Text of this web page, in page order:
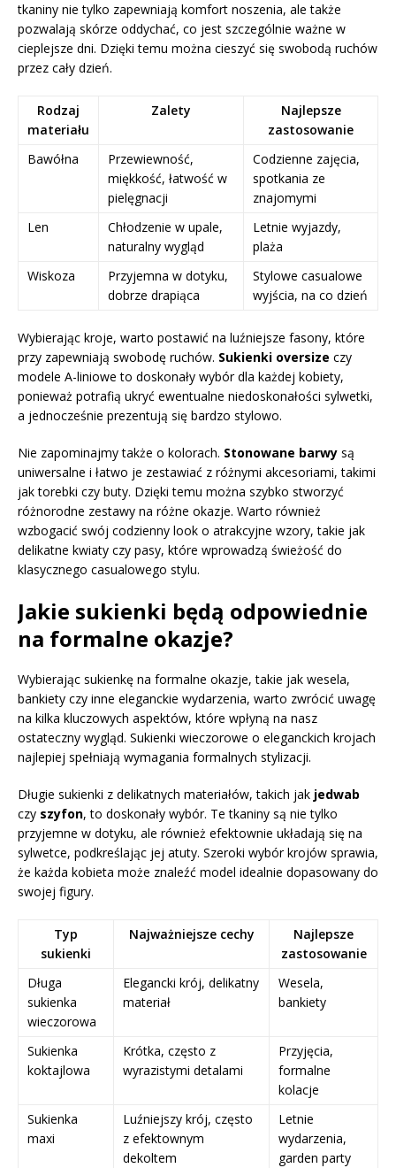
tkaniny nie tylko zapewniają komfort noszenia, ale także
pozwalają skórze oddychać, co jest szczególnie ważne w
cieplejsze dni. Dzięki temu można cieszyć się swobodą ruchów
przez cały dzień.
Rodzaj
materiału
Zalety
Najlepsze
zastosowanie
Bawółna
Przewiewność,
miękkość, łatwość w
pielęgnacji
Codzienne zajęcia,
spotkania ze
znajomymi
Len
Chłodzenie w upale,
naturalny wygląd
Letnie wyjazdy,
plaża
Wiskoza
Przyjemna w dotyku,
dobrze drapiąca
Stylowe casualowe
wyjścia, na co dzień
Wybierając kroje, warto postawić na luźniejsze fasony, które
przy zapewniają swobodę ruchów. Sukienki oversize czy
modele A-liniowe to doskonały wybór dla każdej kobiety,
ponieważ potrafią ukryć ewentualne niedoskonałości sylwetki,
a jednocześnie prezentują się bardzo stylowo.
Nie zapominajmy także o kolorach. Stonowane barwy są
uniwersalne i łatwo je zestawiać z różnymi akcesoriami, takimi
jak torebki czy buty. Dzięki temu można szybko stworzyć
różnorodne zestawy na różne okazje. Warto również
wzbogacić swój codzienny look o atrakcyjne wzory, takie jak
delikatne kwiaty czy pasy, które wprowadzą świeżość do
klasycznego casualowego stylu.
Jakie sukienki będą odpowiednie
na formalne okazje?
Wybierając sukienkę na formalne okazje, takie jak wesela,
bankiety czy inne eleganckie wydarzenia, warto zwrócić uwagę
na kilka kluczowych aspektów, które wpłyną na nasz
ostateczny wygląd. Sukienki wieczorowe o eleganckich krojach
najlepiej spełniają wymagania formalnych stylizacji.
Długie sukienki z delikatnych materiałów, takich jak jedwab
czy szyfon, to doskonały wybór. Te tkaniny są nie tylko
przyjemne w dotyku, ale również efektownie układają się na
sylwetce, podkreślając jej atuty. Szeroki wybór krojów sprawia,
że każda kobieta może znaleźć model idealnie dopasowany do
swojej figury.
Typ
sukienki
Najważniejsze cechy
Najlepsze
zastosowanie
Długa
sukienka
wieczorowa
Elegancki krój, delikatny
materiał
Wesela,
bankiety
Sukienka
koktajlowa
Krótka, często z
wyrazistymi detalami
Przyjęcia,
formalne
kolacje
Sukienka
maxi
Luźniejszy krój, często
z efektownym
dekoltem
Letnie
wydarzenia,
garden party